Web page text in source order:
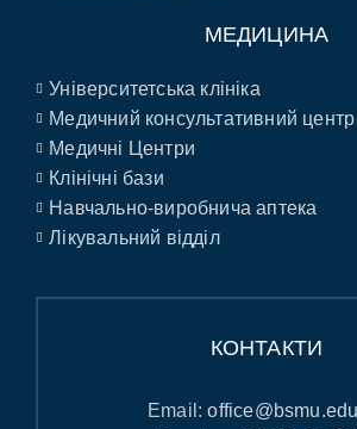
МЕДИЦИНА
Університетська клініка
Медичний консультативний центр
Медичні Центри
Клінічні бази
Навчально-виробнича аптека
Лікувальний відділ
КОНТАКТИ
Email: